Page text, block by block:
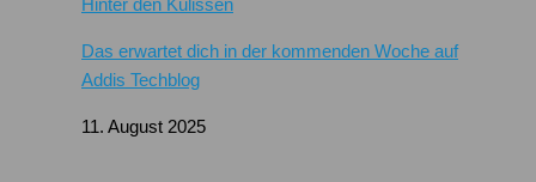
Hinter den Kulissen
Das erwartet dich in der kommenden Woche auf
Addis Techblog
11. August 2025